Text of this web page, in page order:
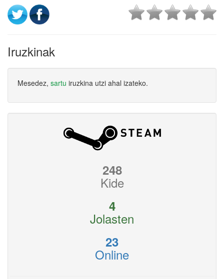
Iruzkinak
Mesedez, sartu iruzkina utzi ahal izateko.
248
Kide
4
Jolasten
23
Online